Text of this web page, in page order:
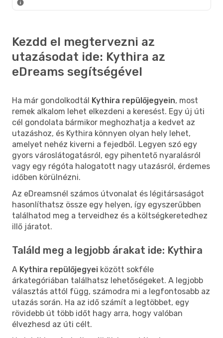
Kezdd el megtervezni az
utazásodat ide: Kythira az
eDreams segítségével
Ha már gondolkodtál Kythira repülőjegyein, most
remek alkalom lehet elkezdeni a keresést. Egy új úti
cél gondolata bármikor meghozhatja a kedvet az
utazáshoz, és Kythira könnyen olyan hely lehet,
amelyet nehéz kiverni a fejedből. Legyen szó egy
gyors városlátogatásról, egy pihentető nyaralásról
vagy egy régóta halogatott nagy utazásról, érdemes
időben körülnézni.
Az eDreamsnél számos útvonalat és légitársaságot
hasonlíthatsz össze egy helyen, így egyszerűbben
találhatod meg a terveidhez és a költségkeretedhez
illő járatot.
Találd meg a legjobb árakat ide: Kythira
A Kythira repülőjegyei között sokféle
árkategóriában találhatsz lehetőségeket. A legjobb
választás attól függ, számodra mi a legfontosabb az
utazás során. Ha az idő számít a legtöbbet, egy
rövidebb út több időt hagy arra, hogy valóban
élvezhesd az úti célt.